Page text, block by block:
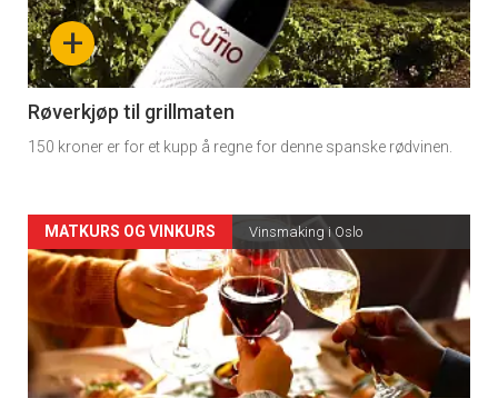
nå
-
4
+
Røverkjøp til grillmaten
150 kroner er for et kupp å regne for denne spanske rødvinen.
Forsiden
akkurat
nå
-
MATKURS OG VINKURS Vinsmaking i Oslo